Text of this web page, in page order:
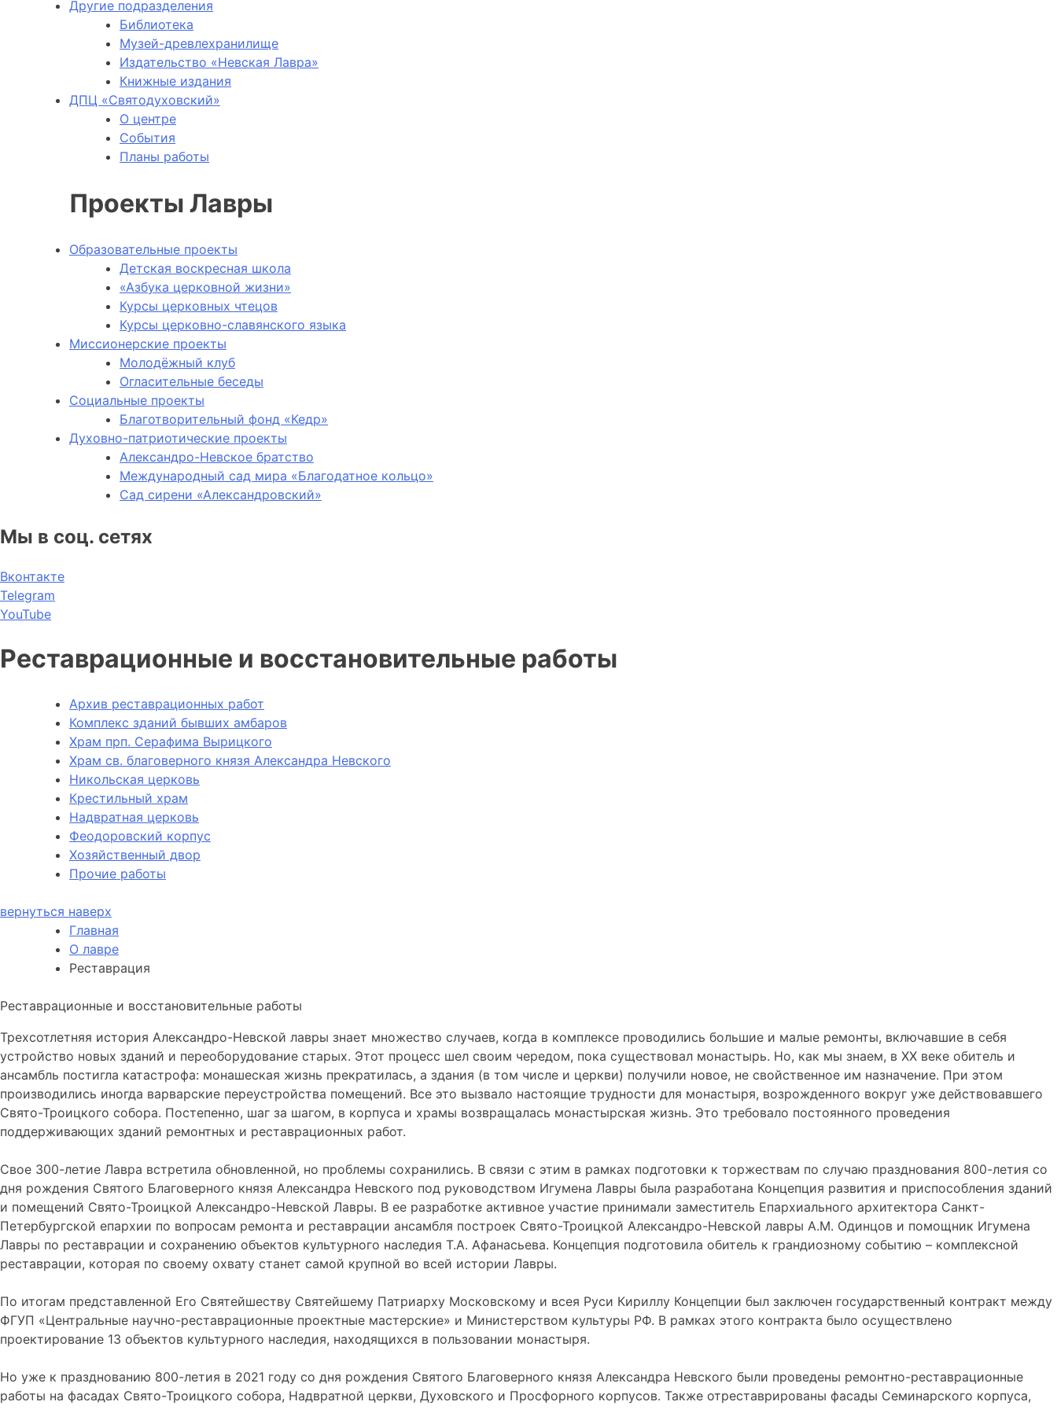
Другие подразделения
Библиотека
Музей-древлехранилище
Издательство «Невская Лавра»
Книжные издания
ДПЦ «Святодуховский»
О центре
События
Планы работы
Проекты Лавры
Образовательные проекты
Детская воскресная школа
«Азбука церковной жизни»
Курсы церковных чтецов
Курсы церковно-славянского языка
Миссионерские проекты
Молодёжный клуб
Огласительные беседы
Социальные проекты
Благотворительный фонд «Кедр»
Духовно-патриотические проекты
Александро-Невское братство
Международный сад мира «Благодатное кольцо»
Сад сирени «Александровский»
Мы в соц. сетях
Вконтакте
Telegram
YouTube
Реставрационные и восстановительные работы
Архив реставрационных работ
Комплекс зданий бывших амбаров
Храм прп. Серафима Вырицкого
Храм св. благоверного князя Александра Невского
Никольская церковь
Крестильный храм
Надвратная церковь
Феодоровский корпус
Хозяйственный двор
Прочие работы
вернуться наверх
Главная
О лавре
Реставрация
Реставрационные и восстановительные работы
Трехсотлетняя история Александро-Невской лавры знает множество случаев, когда в комплексе проводились большие и малые ремонты, включавшие в себя
устройство новых зданий и переоборудование старых. Этот процесс шел своим чередом, пока существовал монастырь. Но, как мы знаем, в XX веке обитель и
ансамбль постигла катастрофа: монашеская жизнь прекратилась, а здания (в том числе и церкви) получили новое, не свойственное им назначение. При этом
производились иногда варварские переустройства помещений. Все это вызвало настоящие трудности для монастыря, возрожденного вокруг уже действовавшего
Свято-Троицкого собора. Постепенно, шаг за шагом, в корпуса и храмы возвращалась монастырская жизнь. Это требовало постоянного проведения
поддерживающих зданий ремонтных и реставрационных работ.
Свое 300-летие Лавра встретила обновленной, но проблемы сохранились. В связи с этим в рамках подготовки к торжествам по случаю празднования 800-летия со
дня рождения Святого Благоверного князя Александра Невского под руководством Игумена Лавры была разработана Концепция развития и приспособления зданий
и помещений Свято-Троицкой Александро-Невской Лавры. В ее разработке активное участие принимали заместитель Епархиального архитектора Санкт-
Петербургской епархии по вопросам ремонта и реставрации ансамбля построек Свято-Троицкой Александро-Невской лавры А.М. Одинцов и помощник Игумена
Лавры по реставрации и сохранению объектов культурного наследия Т.А. Афанасьева. Концепция подготовила обитель к грандиозному событию – комплексной
реставрации, которая по своему охвату станет самой крупной во всей истории Лавры.
По итогам представленной Его Святейшеству Святейшему Патриарху Московскому и всея Руси Кириллу Концепции был заключен государственный контракт между
ФГУП «Центральные научно-реставрационные проектные мастерские» и Министерством культуры РФ. В рамках этого контракта было осуществлено
проектирование 13 объектов культурного наследия, находящихся в пользовании монастыря.
Но уже к празднованию 800-летия в 2021 году со дня рождения Святого Благоверного князя Александра Невского были проведены ремонтно-реставрационные
работы на фасадах Свято-Троицкого собора, Надвратной церкви, Духовского и Просфорного корпусов. Также отреставрированы фасады Семинарского корпуса,